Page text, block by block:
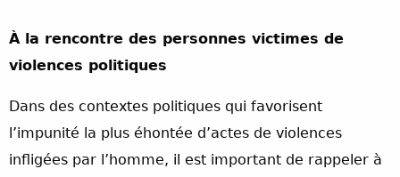
À la rencontre des personnes victimes de
violences politiques
Dans des contextes politiques qui favorisent
l’impunité la plus éhontée d’actes de violences
infligées par l’homme, il est important de rappeler à